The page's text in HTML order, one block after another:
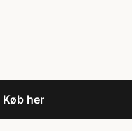
Køb her